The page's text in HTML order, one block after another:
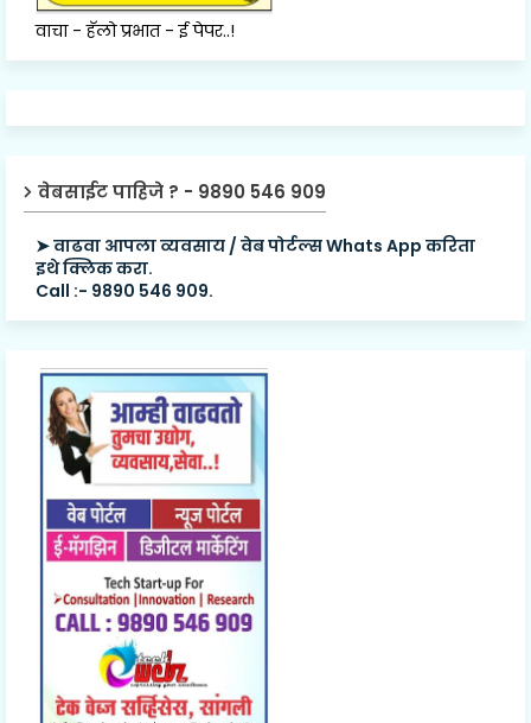
वाचा - हॅलो प्रभात - ई पेपर..!
वेबसाईट पाहिजे ? - 9890 546 909
➤ वाढवा आपला व्यवसाय / वेब पोर्टल्स Whats App करिता
इथे क्लिक करा.
Call :- 9890 546 909.